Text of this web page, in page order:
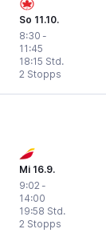
So 11.10.
8:30 -
11:45
2 Stopps
18:15 Std.
Mi 16.9.
9:02 -
14:00
2 Stopps
19:58 Std.